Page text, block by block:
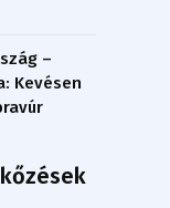
–
Kevésen